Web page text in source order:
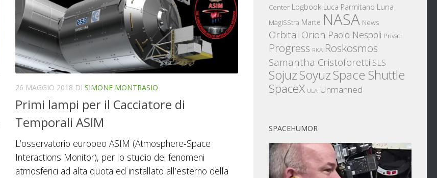
26 MAGGIO 2018 DI SIMONE MONTRASIO
Primi lampi per il Cacciatore di
Temporali ASIM
L’osservatorio europeo ASIM (Atmosphere-Space
Interactions Monitor), per lo studio dei fenomeni
atmosferici ad alta quota ed installato all’esterno della
Center Logbook Luca Parmitano Luna
MagISStra Marte NASA News
Orbital Orion Paolo Nespoli Privati
Progress RKA Roskosmos
Samantha Cristoforetti SLS
SojuzSoyuzSpace Shuttle
SpaceX ULA Unmanned
SPACEHUMOR